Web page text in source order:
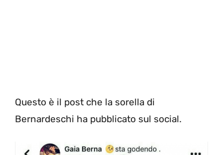
Questo è il post che la sorella di
Bernardeschi ha pubblicato sul social.